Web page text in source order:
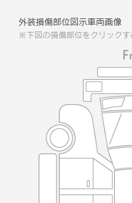
外装損傷部位図示車両画像
※下図の損傷部位をクリックす